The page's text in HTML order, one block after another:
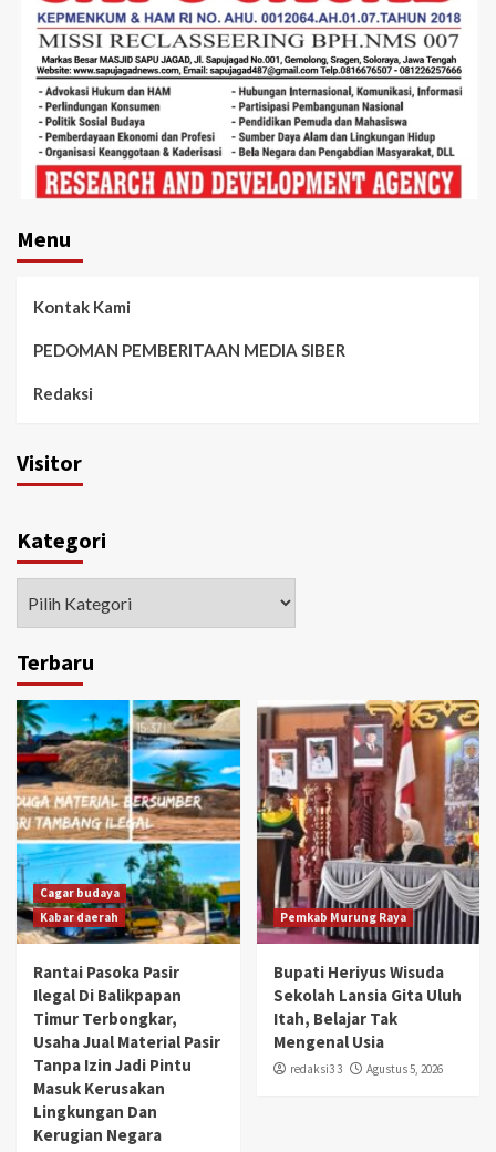
Menu
Kontak Kami
PEDOMAN PEMBERITAAN MEDIA SIBER
Redaksi
Visitor
Kategori
Terbaru
Cagar budaya
Kabar daerah
Rantai Pasoka Pasir
Ilegal Di Balikpapan
Timur Terbongkar,
Usaha Jual Material Pasir
Tanpa Izin Jadi Pintu
Masuk Kerusakan
Lingkungan Dan
Kerugian Negara
Pemkab Murung Raya
Bupati Heriyus Wisuda
Sekolah Lansia Gita Uluh
Itah, Belajar Tak
Mengenal Usia
redaksi3 3 Agustus 5, 2026